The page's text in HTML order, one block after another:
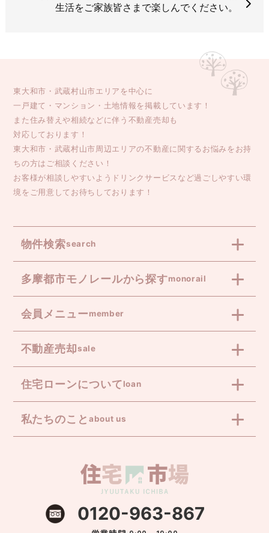
生活をご家族皆さまで楽しんでください。
東大和市・武蔵村山市エリアを中心に
一戸建て・マンション・土地情報を掲載しています！
また住み替えや相続などに伴う不動産売却も
対応しております！
東大和市・武蔵村山市周辺エリアの不動産に関するお悩みをお持
ちの方はご相談ください！
お客様が相談しやすいようドリンクサービスなど過ごしやすい環
境をご用意してお待ちしております！
物件検索search
多摩都市モノレールから探すmonorail
会員メニューmember
不動産売却sale
住宅ローンについてloan
私たちのこと about us
0120-963-867